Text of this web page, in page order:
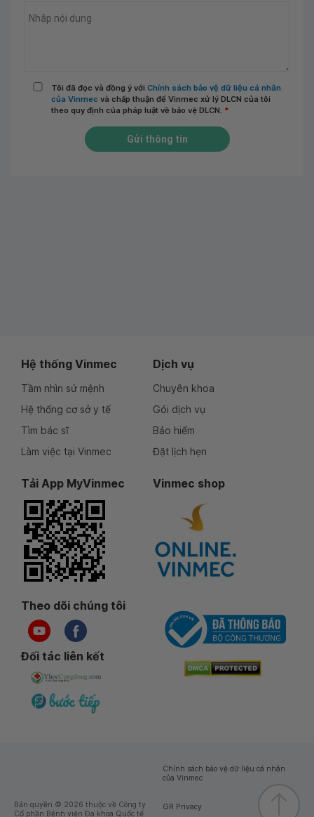
Tôi đã đọc và đồng ý với Chính sách bảo vệ dữ liệu cá nhân
của Vinmec và chấp thuận để Vinmec xử lý DLCN của tôi
theo quy định của pháp luật về bảo vệ DLCN. *
Gửi thông tin
Hệ thống Vinmec
Tầm nhìn sứ mệnh
Hệ thống cơ sở y tế
Tìm bác sĩ
Làm việc tại Vinmec
Dịch vụ
Chuyên khoa
Gói dịch vụ
Bảo hiểm
Đặt lịch hẹn
Tải App MyVinmec Vinmec shop
Theo dõi chúng tôi
Đối tác liên kết
Bản quyền © 2026 thuộc về Công ty
Cổ phần Bệnh viện Đa khoa Quốc tế
Chính sách bảo vệ dữ liệu cá nhân
của Vinmec
GR Privacy